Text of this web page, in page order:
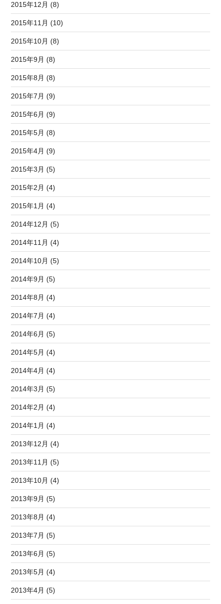
2015年12月 (8)
2015年11月 (10)
2015年10月 (8)
2015年9月 (8)
2015年8月 (8)
2015年7月 (9)
2015年6月 (9)
2015年5月 (8)
2015年4月 (9)
2015年3月 (5)
2015年2月 (4)
2015年1月 (4)
2014年12月 (5)
2014年11月 (4)
2014年10月 (5)
2014年9月 (5)
2014年8月 (4)
2014年7月 (4)
2014年6月 (5)
2014年5月 (4)
2014年4月 (4)
2014年3月 (5)
2014年2月 (4)
2014年1月 (4)
2013年12月 (4)
2013年11月 (5)
2013年10月 (4)
2013年9月 (5)
2013年8月 (4)
2013年7月 (5)
2013年6月 (5)
2013年5月 (4)
2013年4月 (5)